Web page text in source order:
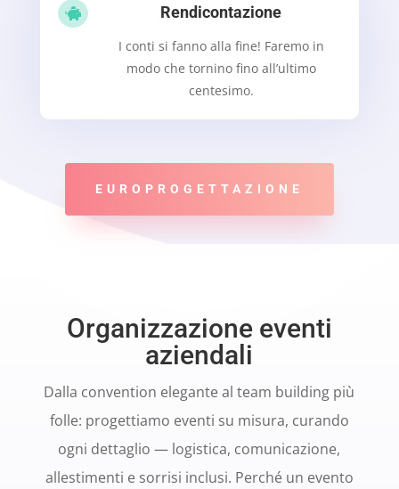
 Rendicontazione
I conti si fanno alla fine! Faremo in
modo che tornino fino all’ultimo
centesimo.
EUROPROGETTAZIONE
Organizzazione eventi
aziendali
Dalla convention elegante al team building più
folle: progettiamo eventi su misura, curando
ogni dettaglio — logistica, comunicazione,
allestimenti e sorrisi inclusi. Perché un evento